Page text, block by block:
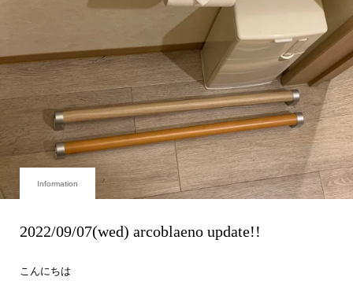
Information
2022/09/07(wed) arcoblaeno update!!
こんにちは